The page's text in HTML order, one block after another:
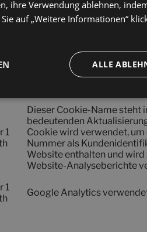
First-
party
1 month
Der Dienst
1
Dieser Cookie-Name steht
bedeutenden
Cookie wird verwendet,
Nummer als
Website enthalten und
Website-Analyseberichte
1
Google Analytics
ihre Verwendung ablehnen,
auf „Weitere Informationen“
ALLE